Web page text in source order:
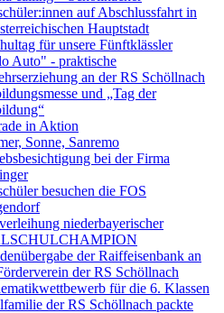
auf Abschlussfahrt in
Hauptstadt
für unsere Fünftklässler
Auto" - praktische
an der RS Schöllnach
und „Tag der
in Aktion
Sonne, Sanremo
bei der Firma
besuchen die FOS
niederbayerischer
der Raiffeisenbank an
der RS Schöllnach
für die 6. Klassen
der RS Schöllnach packte